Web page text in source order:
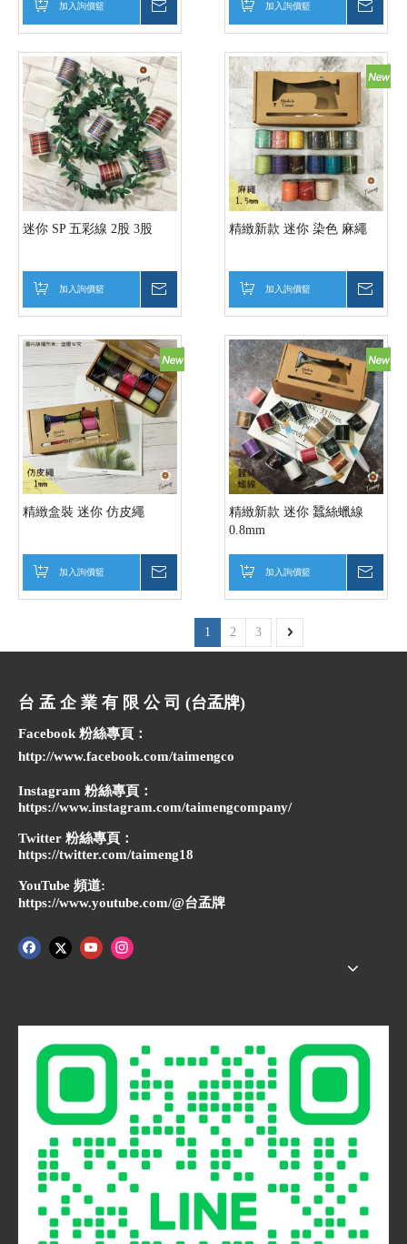
加入詢價籃 加入詢價籃
迷你 SP 五彩線 2股 3股
加入詢價籃
精緻新款 迷你 染色 麻繩
加入詢價籃
精緻盒裝 迷你 仿皮繩
加入詢價籃
精緻新款 迷你 蠶絲蠟線
0.8mm
加入詢價籃
1 2 3
台 孟 企 業 有 限 公 司 (台孟牌)
Facebook 粉絲專頁：
http://www.facebook.com/taimengco
Instagram 粉絲專頁：
https://www.instagram.com/taimengcompany/
Twitter 粉絲專頁：
https://twitter.com/taimeng18
YouTube 頻道:
https://www.youtube.com/@台孟牌